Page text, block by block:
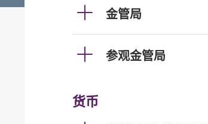
金管局
参观金管局
货币